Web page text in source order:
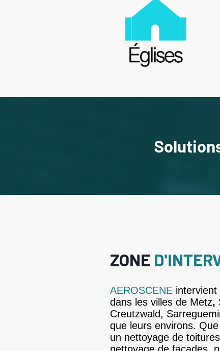
ZONE
AEROSCENE intervient
dans les villes de Metz,
Creutzwald,
que leurs environs.
un nettoyage de